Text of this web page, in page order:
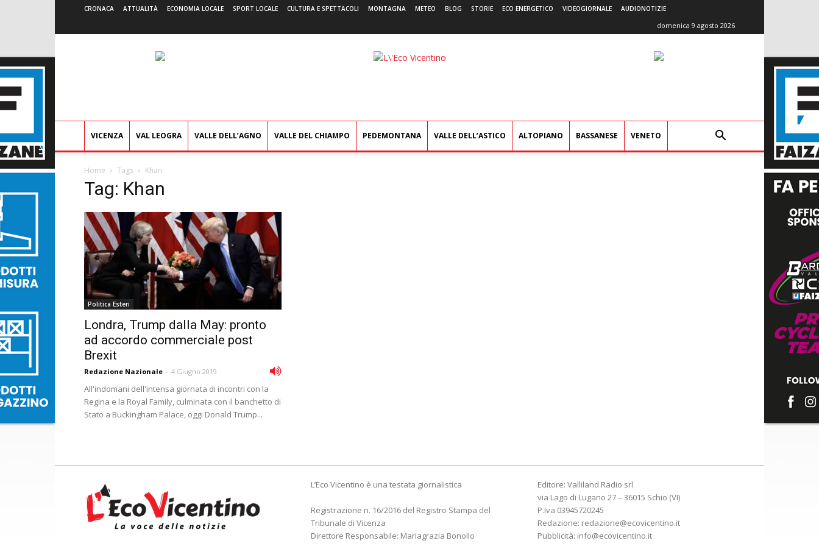
CRONACA ATTUALITÀ ECONOMIA LOCALE SPORT LOCALE CULTURA E SPETTACOLI MONTAGNA METEO BLOG STORIE ECO ENERGETICO VIDEOGIORNALE AUDIONOTIZIE
domenica 9 agosto 2026
L'Eco
VICENZA VAL LEOGRA VALLE DELL’AGNO VALLE DEL CHIAMPO PEDEMONTANA VALLE DELL’ASTICO ALTOPIANO BASSANESE VENETO
Home Tags Khan
Tag: Khan
Politica Esteri
Londra, Trump dalla May: pronto
ad accordo commerciale post
Brexit
Redazione Nazionale - 4 Giugno 2019
All'indomani dell'intensa giornata di incontri con la
Regina e la Royal Family, culminata con il banchetto di
Stato a Buckingham Palace, oggi Donald Trump...
L’Eco Vicentino è una testata giornalistica
Registrazione n. 16/2016 del Registro Stampa del
Tribunale di Vicenza
Direttore Responsabile: Mariagrazia Bonollo
Editore: Valliland Radio srl
via Lago di Lugano 27 – 36015 Schio (VI)
P.Iva 03945720245
Redazione: redazione@ecovicentino.it
Pubblicità: info@ecovicentino.it